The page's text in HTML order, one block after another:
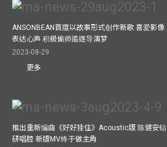
ANSONBEAN首度以故事形式创作新歌 喜爱影像
表达心声 积极偷师追逐导演梦
2023-08-29
更多
推出重新编曲《好好挂住》Acoustic版 陈健安钻
研唱腔 新版MV终于做主角